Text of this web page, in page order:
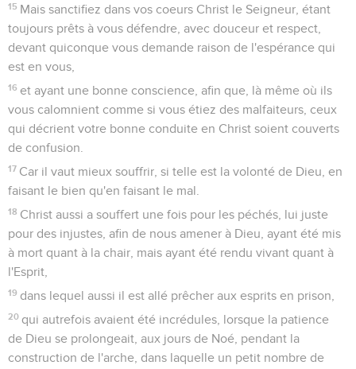
15 Mais sanctifiez dans vos coeurs Christ le Seigneur, étant
toujours prêts à vous défendre, avec douceur et respect,
devant quiconque vous demande raison de l'espérance qui
est en vous,
16 et ayant une bonne conscience, afin que, là même où ils
vous calomnient comme si vous étiez des malfaiteurs, ceux
qui décrient votre bonne conduite en Christ soient couverts
de confusion.
17 Car il vaut mieux souffrir, si telle est la volonté de Dieu, en
faisant le bien qu'en faisant le mal.
18 Christ aussi a souffert une fois pour les péchés, lui juste
pour des injustes, afin de nous amener à Dieu, ayant été mis
à mort quant à la chair, mais ayant été rendu vivant quant à
l'Esprit,
19 dans lequel aussi il est allé prêcher aux esprits en prison,
20 qui autrefois avaient été incrédules, lorsque la patience
de Dieu se prolongeait, aux jours de Noé, pendant la
construction de l'arche, dans laquelle un petit nombre de